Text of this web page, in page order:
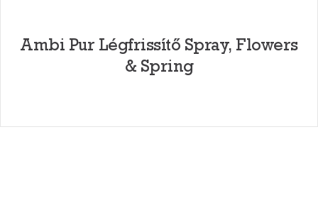
Ambi Pur Légfrissítő Spray, Flowers
& Spring